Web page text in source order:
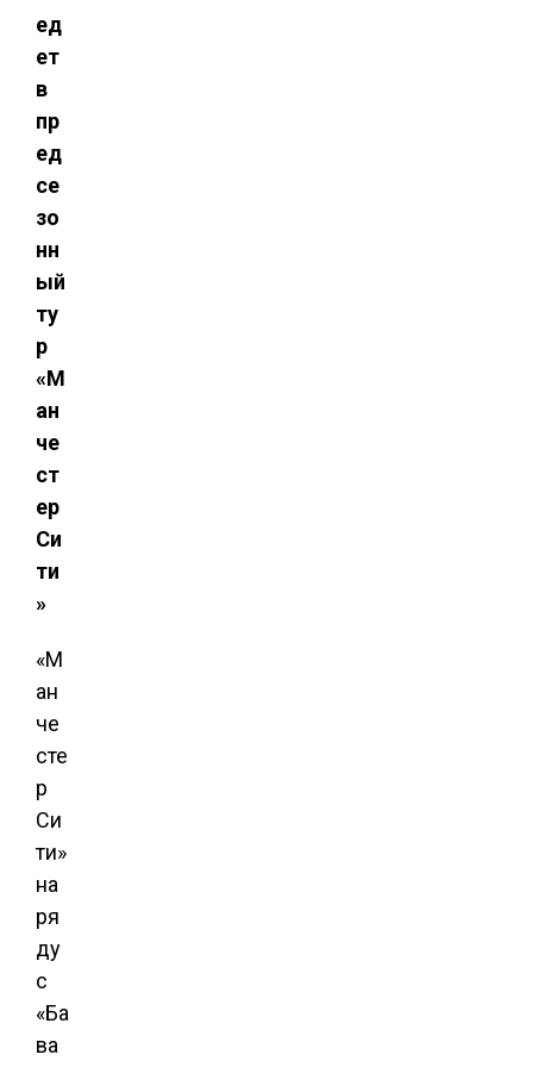
ед
ет
в
пр
ед
се
зо
нн
ый
ту
р
«М
ан
че
ст
ер
Си
ти
»
«М
ан
че
сте
р
Си
ти»
на
ря
ду
с
«Ба
ва